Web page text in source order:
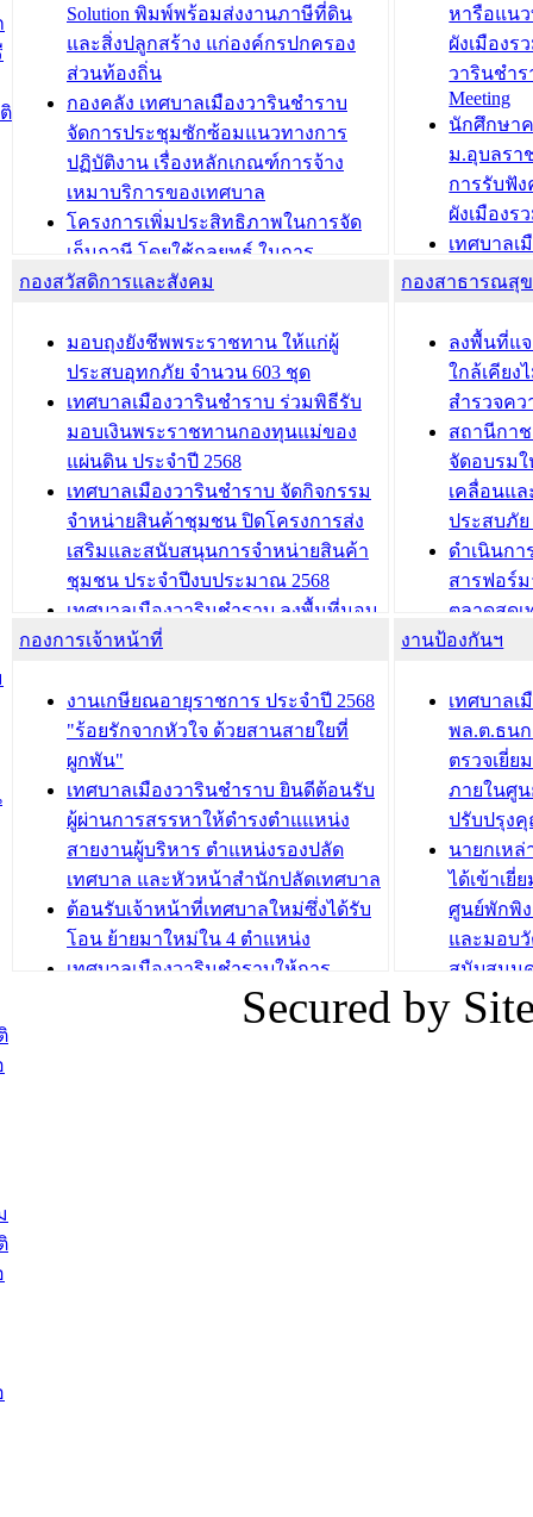
สำนักทะเบียนท้องถิ่นเทศบาลเมือง
วารินชำราบ ดำเนินการมอบทะเบียน
บ้าน ทร.14 และบัตรประจำตัว
ประชาชนบุคคลประเภท 8 แก่บุคคลที่
ได้รับการเพิ่มชื่อในทะเบียนบ้าน
(ท.ร.14) กรณีคนไม่มีสัญชาติไทยได้รับ
อนุญาตให้มีถิ่นที่อยู่
ประชุมคณะกรรมการประเมินผลการ
ควบคุมภายในของ สำนัก/กอง/
โรงเรียน/ศูนย์พัฒนาเด็กเล็ก/สถานธนา
บทความ อื่นๆ ...
ชีวา สร้า
ขับเคลื่อน
“เมืองแห่
บทความ อื่นๆ ...
Solution พิมพ์พร้อมส่งงานภาษีที่ดิน
และสิ่งปลูกสร้าง แก่องค์กรปกครอง
ส่วนท้องถิ่น
กองคลัง เทศบาลเมืองวารินชำราบ
จัดการประชุมซักซ้อมแนวทางการ
ปฏิบัติงาน เรื่องหลักเกณฑ์การจ้าง
เหมาบริการของเทศบาล
โครงการเพิ่มประสิทธิภาพในการจัด
เก็บภาษี โดยใช้กลยุทธ์ ในการ
พัฒนาการจัดเก็บรายได้ ประจำปี พ.ศ.
เทศบาลเมืองวารินชำราบ ร่วมการ
ประชุมวิชาการระดับนานาชาติและ
นิทรรศการด้านนวัตกรรมท้องถิ่น 2568
และรับรางวัลทีมนักวิจัยดีเด่นจาก
นวัตกรรมโครงการทะเบียนภาษีป้าย
ประชุมผู้เช่าอาคารพาณิชย์ บริเวณ
ถนนเกษมสุขและถนนประทุมเทพภักดี
บทความ อื่นๆ ...
หารือแน
ผังเมืองร
วารินชำร
Meeting
นักศึกษา
ม.อุบลรา
การรับฟั
ผังเมืองร
เทศบาลเ
โครงการ
เทศบาล
รับฟังคว
ผังเมือง
วารินชำ
เทศบาล
ซักซ้อมแ
ประโยช
บทความ อื่นๆ ...
กองสวัสดิการและสังคม
มอบถุงยังชีพพระราชทาน ให้แก่ผู้
ประสบอุทกภัย จำนวน 603 ชุด
เทศบาลเมืองวารินชำราบ ร่วมพิธีรับ
มอบเงินพระราชทานกองทุนแม่ของ
แผ่นดิน ประจำปี 2568
เทศบาลเมืองวารินชำราบ จัดกิจกรรม
จำหน่ายสินค้าชุมชน ปิดโครงการส่ง
เสริมและสนับสนุนการจำหน่ายสินค้า
ชุมชน ประจำปีงบประมาณ 2568
เทศบาลเมืองวารินชำราบ ลงพื้นที่มอบ
น้ำดื่มแก่ผู้พักอาศัย ณ ศูนย์พักพิง
กองสวัสดิการสังคม เทศบาลเมือง
วารินชำราบ จัดโครงการอบรมอาชีพ
ระยะสั้น ประจำปี 2568 (หลักสูตรการ
ถักทอผลิตภัณฑ์จากถุงพลาสติก)
บทความ อื่นๆ ...
กองสาธารณสุ
ลงพื้นที่แ
ใกล้เคียง
สำรวจค
สถานีกา
จัดอบรม
เคลื่อนแ
ประสบภั
ดำเนินกา
สารฟอร์
ตลาดสดเ
วารินชำร
ถนนแก่เ
เด็กเล็ก
เทศบาลเ
ปรึกษาห
วัยของอ
บทความ อื่นๆ ...
กองการเจ้าหน้าที่
งานเกษียณอายุราชการ ประจำปี 2568
"ร้อยรักจากหัวใจ ด้วยสานสายใยที่
ผูกพัน"
เทศบาลเมืองวารินชำราบ ยินดีต้อนรับ
ผู้ผ่านการสรรหาให้ดำรงตำแแหน่ง
สายงานผู้บริหาร ตำแหน่งรองปลัด
เทศบาล และหัวหน้าสำนักปลัดเทศบาล
ต้อนรับเจ้าหน้าที่เทศบาลใหม่ซึ่งได้รับ
โอน ย้ายมาใหม่ใน 4 ตำแหน่ง
เทศบาลเมืองวารินชำราบให้การ
ต้อนรับพนักงานเทศบาลผู้ผ่านการ
สรรหาให้ดำรงตำแหน่งสายงานผู้
งานป้องกันฯ
เทศบาลเ
พล.ต.ธน
ตรวจเยี่ย
ภายในศู
ปรับปรุง
นายกเห
ได้เข้าเยี่
ศูนย์พักพิ
และมอบ
สนับสนุน
ภัยน้ำท่วม
ภาพบรร
Secured by